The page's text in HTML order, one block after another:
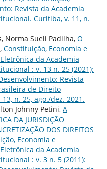
Revista da Academia
Curitiba, v. 11, n.
Norma Sueli Padilha, O
, Constituição, Economia e
da Academia
: v. 13 n. 25 (2021):
Revista
de Direito
n. 25, ago./dez. 2021.
Johnny Petini, A
DA JURISDIÇÃO
DOS DIREITOS
Economia e
da Academia
: v. 3 n. 5 (2011):